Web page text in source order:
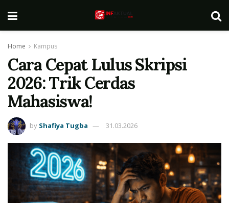
Home Kampus
Cara Cepat Lulus Skripsi
2026: Trik Cerdas
Mahasiswa!
by Shafiya Tugba 31.03.2026